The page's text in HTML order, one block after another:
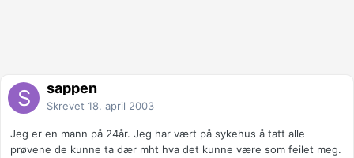
sappen
Skrevet 18. april 2003
Jeg er en mann på 24år. Jeg har vært på sykehus å tatt alle
prøvene de kunne ta dær mht hva det kunne være som feilet meg.